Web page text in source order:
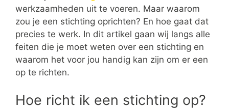
werkzaamheden uit te voeren. Maar waarom
zou je een stichting oprichten? En hoe gaat dat
precies te werk. In dit artikel gaan wij langs alle
feiten die je moet weten over een stichting en
waarom het voor jou handig kan zijn om er een
op te richten.
Hoe richt ik een stichting op?